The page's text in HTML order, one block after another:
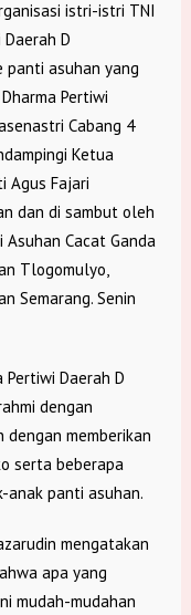
istri-istri TNI
D
panti asuhan yang
Pertiwi
Cabang 4
Ketua
Agus Fajari
dan di sambut oleh
Cacat Ganda
Tlogomulyo,
Semarang. Senin
Daerah D
dengan
memberikan
serta beberapa
anak panti asuhan.
mengatakan
apa yang
mudah-mudahan